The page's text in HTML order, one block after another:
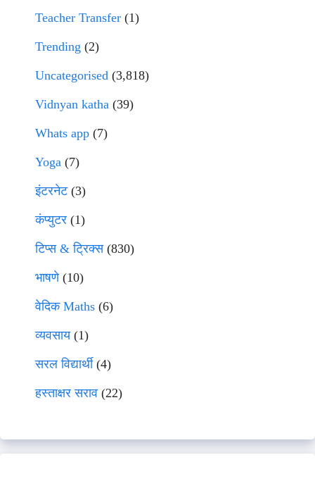
Teacher Transfer (1)
Trending (2)
Uncategorised (3,818)
Vidnyan katha (39)
Whats app (7)
Yoga (7)
इंटरनेट(3)
कंप्युटर (1)
टिप्स & ट्रिक्स(830)
भाषणे(10)
वेदिक Maths (6)
व्यवसाय(1)
सरल विद्यार्थी(4)
हस्ताक्षर सराव (22)